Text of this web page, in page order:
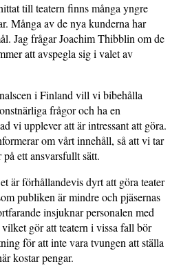
till teatern finns många yngre
Många av de nya kunderna har
Jag frågar Joachim Thibblin om de
att avspegla sig i valet av
i Finland vill vi bibehålla
frågor och ha en
vi upplever att är intressant att göra.
om vårt innehåll, så att vi tar
ett ansvarsfullt sätt.
är förhållandevis dyrt att göra teater
publiken är mindre och pjäsernas
insjuknar personalen med
gör att teatern i vissa fall bör
för att inte vara tvungen att ställa
kostar pengar.